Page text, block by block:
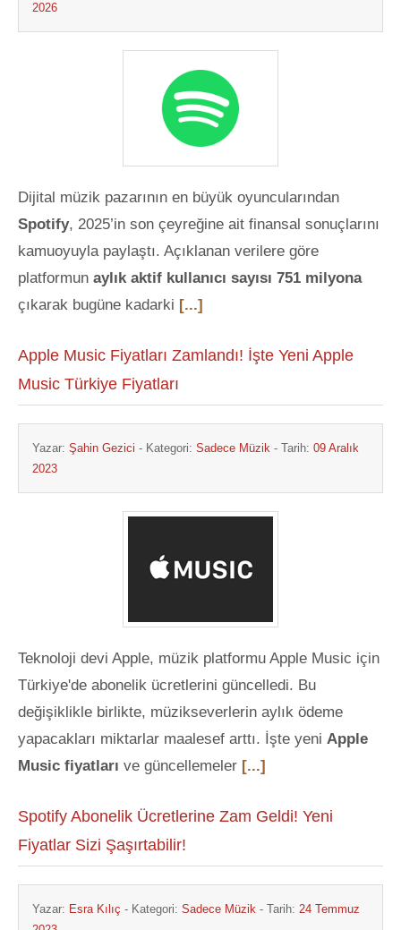
2026
Dijital müzik pazarının en büyük oyuncularından
Spotify, 2025’in son çeyreğine ait finansal sonuçlarını
kamuoyuyla paylaştı. Açıklanan verilere göre
platformun aylık aktif kullanıcı sayısı 751 milyona
çıkarak bugüne kadarki [...]
Apple Music Fiyatları Zamlandı! İşte Yeni Apple
Music Türkiye Fiyatları
Yazar: Şahin Gezici - Kategori: Sadece Müzik - Tarih: 09 Aralık
2023
Teknoloji devi Apple, müzik platformu Apple Music için
Türkiye'de abonelik ücretlerini güncelledi. Bu
değişiklikle birlikte, müzikseverlerin aylık ödeme
yapacakları miktarlar maalesef arttı. İşte yeni Apple
Music fiyatları ve güncellemeler [...]
Spotify Abonelik Ücretlerine Zam Geldi! Yeni
Fiyatlar Sizi Şaşırtabilir!
Yazar: Esra Kılıç - Kategori: Sadece Müzik - Tarih: 24 Temmuz